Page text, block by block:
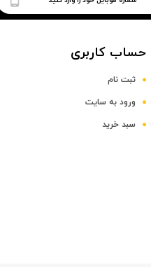
حساب کاربری
ثبت نام
ورود به سایت
سبد خرید